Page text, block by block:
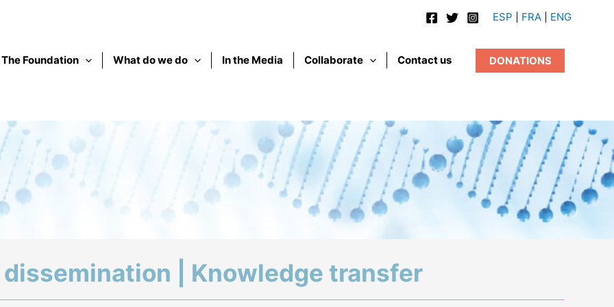
ESP FRA ENG
The Foundation What do we do In the Media Collaborate Contact us DONATIONS
| Knowledge transfer